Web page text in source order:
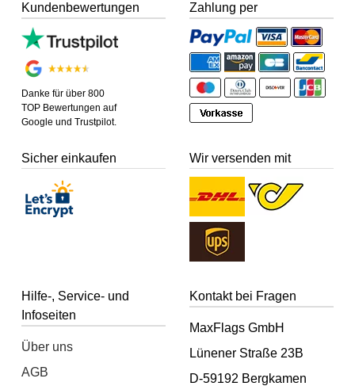
Kundenbewertungen
Danke für über 800
TOP Bewertungen auf
Google und Trustpilot.
Zahlung per
Sicher einkaufen Wir versenden mit
Hilfe-, Service- und
Infoseiten
Über uns
AGB
Kontakt bei Fragen
MaxFlags GmbH
Lünener Straße 23B
D-59192 Bergkamen